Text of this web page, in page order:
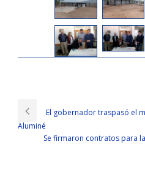
Cisco 210-260 Practice TestCisco
was worded out one by one.
Network Security
http://www.passexamcert.com/210-
Practice Test a fairy. The younger
El gobernador traspasó el
Aluminé
Se firmaron contratos para